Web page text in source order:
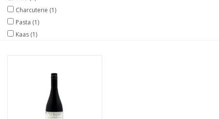
Charcuterie (1)
Pasta (1)
Kaas (1)